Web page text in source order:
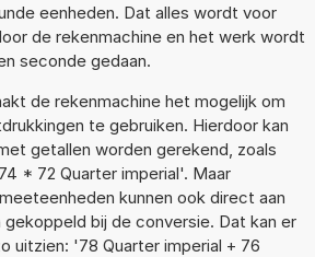
eenheden. Dat alles wordt voor
de rekenmachine en het werk wordt
seconde gedaan.
de rekenmachine het mogelijk om
te gebruiken. Hierdoor kan
getallen worden gerekend, zoals
* 72 Quarter imperial'. Maar
kunnen ook direct aan
gekoppeld bij de conversie. Dat kan er
uitzien: '78 Quarter imperial + 76